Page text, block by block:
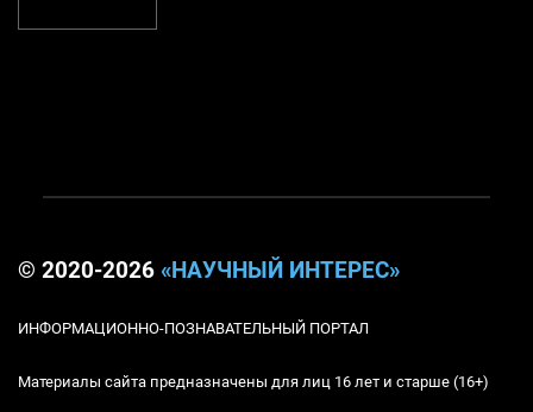
© 2020-2026 «НАУЧНЫЙ ИНТЕРЕС»
ИНФОРМАЦИОННО-ПОЗНАВАТЕЛЬНЫЙ ПОРТАЛ
Материалы сайта предназначены для лиц 16 лет и старше (16+)